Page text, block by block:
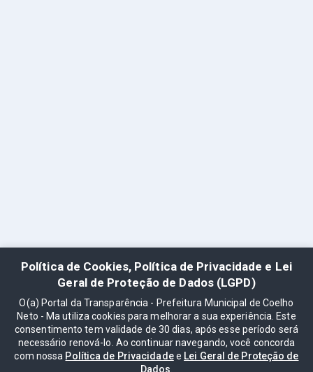
Política de Cookies, Política de Privacidade e Lei
Geral de Proteção de Dados (LGPD)
O(a) Portal da Transparência - Prefeitura Municipal de Coelho
Neto - Ma utiliza cookies para melhorar a sua experiência. Este
consentimento tem validade de 30 dias, após esse período será
necessário renová-lo. Ao continuar navegando, você concorda
com nossa Política de Privacidadee Lei Geral de Proteção de
Dados